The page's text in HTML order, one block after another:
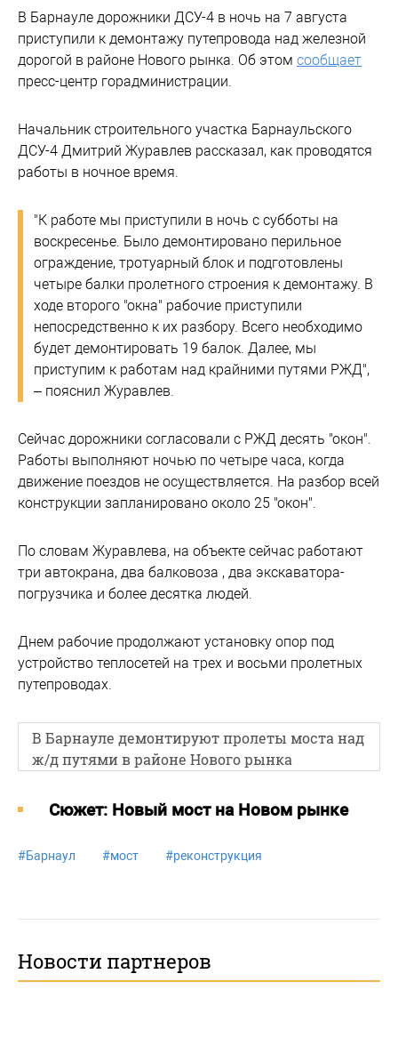
В Барнауле дорожники ДСУ-4 в ночь на 7 августа
приступили к демонтажу путепровода над железной
дорогой в районе Нового рынка. Об этом сообщает
пресс-центр горадминистрации.
Начальник строительного участка Барнаульского
ДСУ-4 Дмитрий Журавлев рассказал, как проводятся
работы в ночное время.
"К работе мы приступили в ночь с субботы на
воскресенье. Было демонтировано перильное
ограждение, тротуарный блок и подготовлены
четыре балки пролетного строения к демонтажу. В
ходе второго "окна" рабочие приступили
непосредственно к их разбору. Всего необходимо
будет демонтировать 19 балок. Далее, мы
приступим к работам над крайними путями РЖД",
– пояснил Журавлев.
Сейчас дорожники согласовали с РЖД десять "окон".
Работы выполняют ночью по четыре часа, когда
движение поездов не осуществляется. На разбор всей
конструкции запланировано около 25 "окон".
По словам Журавлева, на объекте сейчас работают
три автокрана, два балковоза , два экскаватора-
погрузчика и более десятка людей.
Днем рабочие продолжают установку опор под
устройство теплосетей на трех и восьми пролетных
путепроводах.
В Барнауле демонтируют пролеты моста над
ж/д путями в районе Нового рынка
Cюжет: Новый мост на Новом рынке
#Барнаул #мост #реконструкция
Новости партнеров